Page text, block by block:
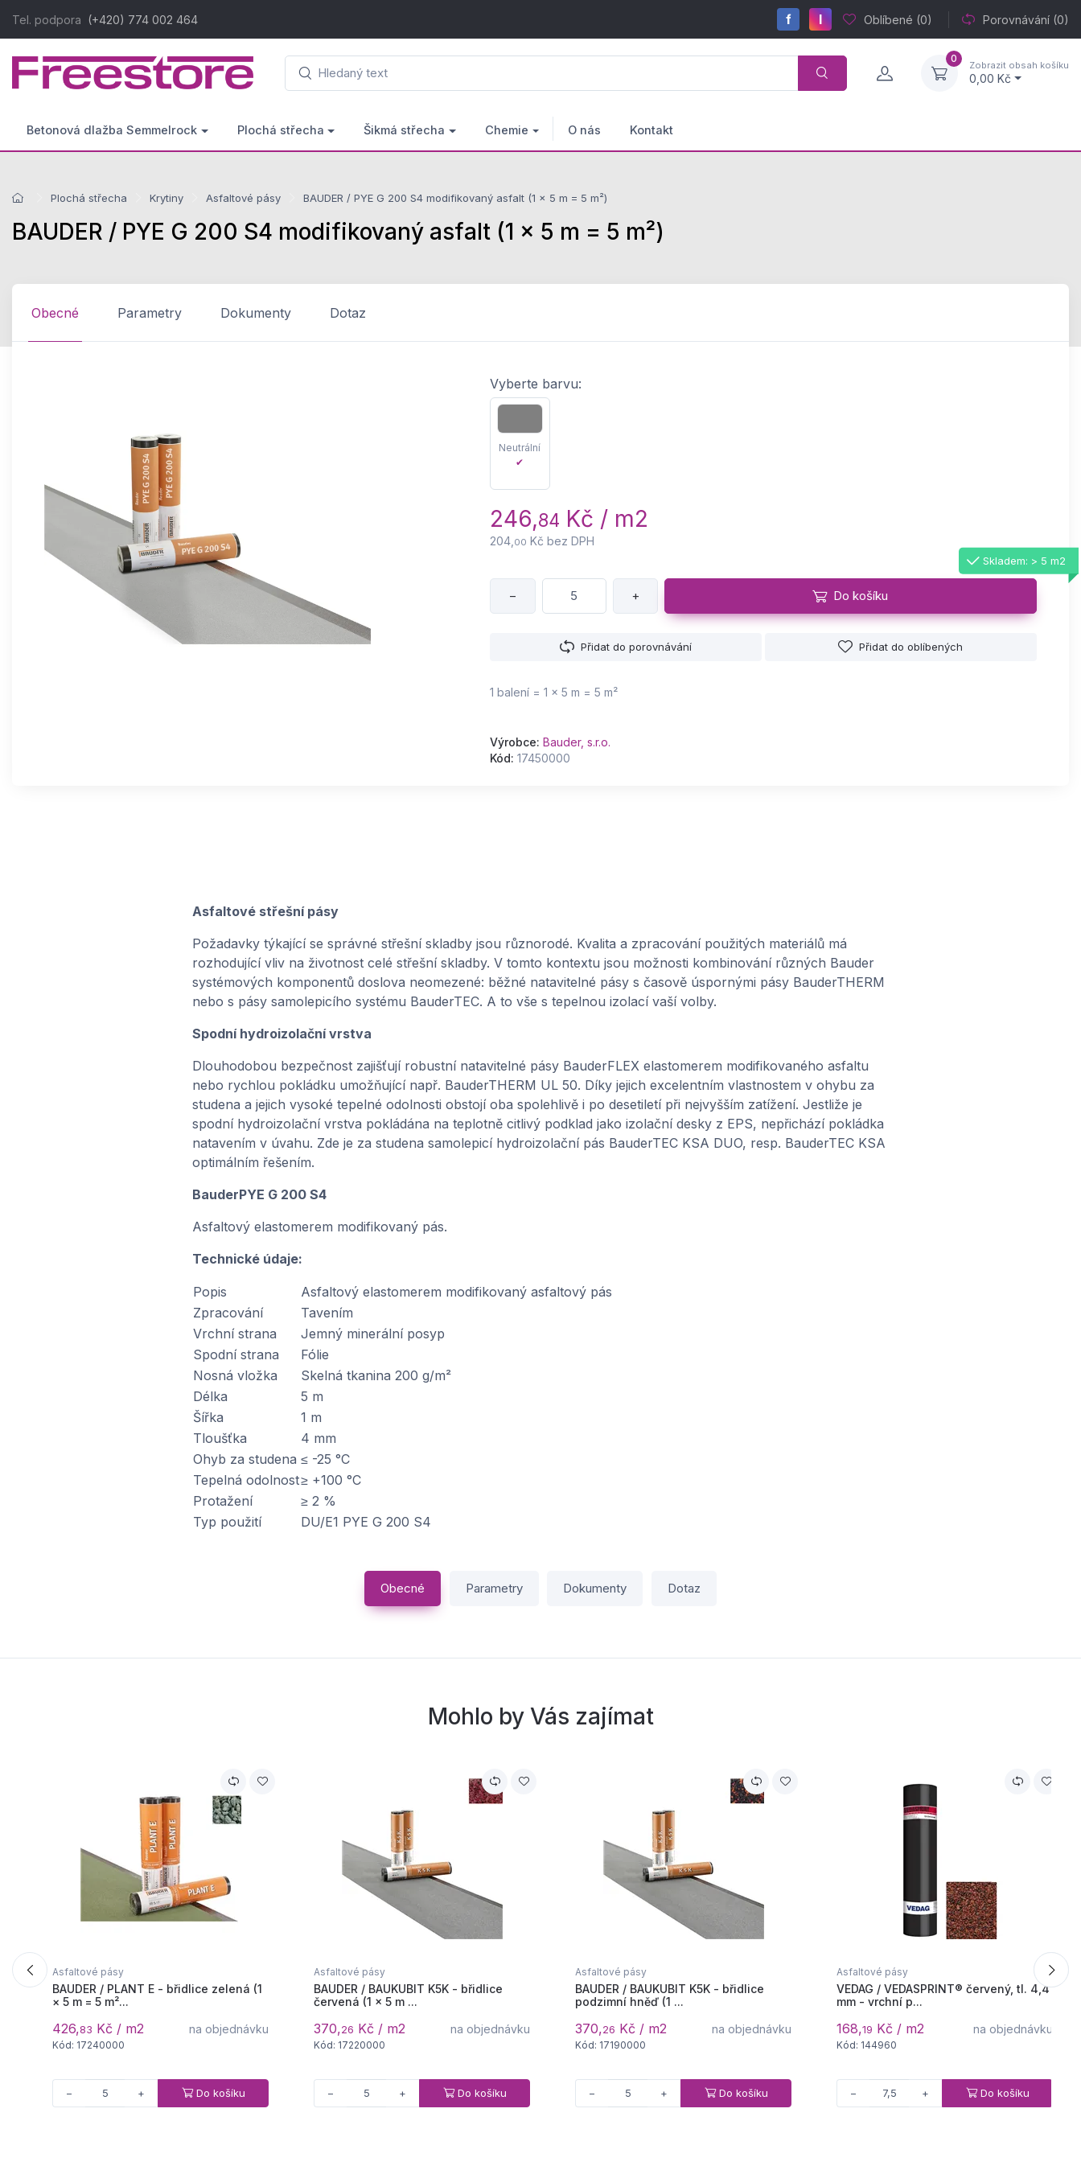
Tel. podpora (+420) 774 002 464 f I Oblíbené (0) Porovnávání (0)
0
Zobrazit obsah košíku
0,00 Kč
Betonová dlažba Semmelrock Plochá střecha Šikmá střecha Chemie O nás Kontakt
Plochá střecha Krytiny Asfaltové pásy BAUDER / PYE G 200 S4 modifikovaný asfalt (1 × 5 m = 5 m²)
BAUDER / PYE G 200 S4 modifikovaný asfalt (1 × 5 m = 5 m²)
Obecné Parametry Dokumenty Dotaz
Vyberte barvu:
Neutrální
✔
246,84 Kč / m2
204, 00 Kč bez DPH
Skladem: > 5 m2
− + Do košíku
Přidat do porovnávání Přidat do oblíbených
1 balení = 1 × 5 m = 5 m²
Výrobce: Bauder, s.r.o.
Kód: 17450000
Asfaltové střešní pásy
Požadavky týkající se správné střešní skladby jsou různorodé. Kvalita a zpracování použitých materiálů má
rozhodující vliv na životnost celé střešní skladby. V tomto kontextu jsou možnosti kombinování různých Bauder
systémových komponentů doslova neomezené: běžné natavitelné pásy s časově úspornými pásy BauderTHERM
nebo s pásy samolepicího systému BauderTEC. A to vše s tepelnou izolací vaší volby.
Spodní hydroizolační vrstva
Dlouhodobou bezpečnost zajišťují robustní natavitelné pásy BauderFLEX elastomerem modifikovaného asfaltu
nebo rychlou pokládku umožňující např. BauderTHERM UL 50. Díky jejich excelentním vlastnostem v ohybu za
studena a jejich vysoké tepelné odolnosti obstojí oba spolehlivě i po desetiletí při nejvyšším zatížení. Jestliže je
spodní hydroizolační vrstva pokládána na teplotně citlivý podklad jako izolační desky z EPS, nepřichází pokládka
natavením v úvahu. Zde je za studena samolepicí hydroizolační pás BauderTEC KSA DUO, resp. BauderTEC KSA
optimálním řešením.
BauderPYE G 200 S4
Asfaltový elastomerem modifikovaný pás.
Technické údaje:
Popis
Asfaltový elastomerem modifikovaný asfaltový pás
Zpracování
Tavením
Vrchní strana
Jemný minerální posyp
Spodní strana
Fólie
Nosná vložka
Skelná tkanina 200 g/m²
Délka
5 m
Šířka
1 m
Tloušťka
4 mm
Ohyb za studena ≤ -25 °C
Tepelná odolnost≥ +100 °C
Protažení
≥ 2 %
Typ použití
DU/E1 PYE G 200 S4
Obecné Parametry Dokumenty Dotaz
Mohlo by Vás zajímat
Asfaltové pásy
BAUDER / PLANT E - břidlice zelená (1
× 5 m = 5 m²...
426,83 Kč / m2 na objednávku
Kód: 17240000
− + Do košíku
Asfaltové pásy
BAUDER / BAUKUBIT K5K - břidlice
červená (1 × 5 m ...
370,26 Kč / m2 na objednávku
Kód: 17220000
− + Do košíku
Asfaltové pásy
BAUDER / BAUKUBIT K5K - břidlice
podzimní hněď (1 ...
370,26 Kč / m2 na objednávku
Kód: 17190000
− + Do košíku
Asfaltové pásy
VEDAG / VEDASPRINT® červený, tl. 4,4
mm - vrchní p...
168,19 Kč / m2 na objednávku
Kód: 144960
− + Do košíku